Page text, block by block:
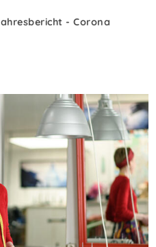
- Corona